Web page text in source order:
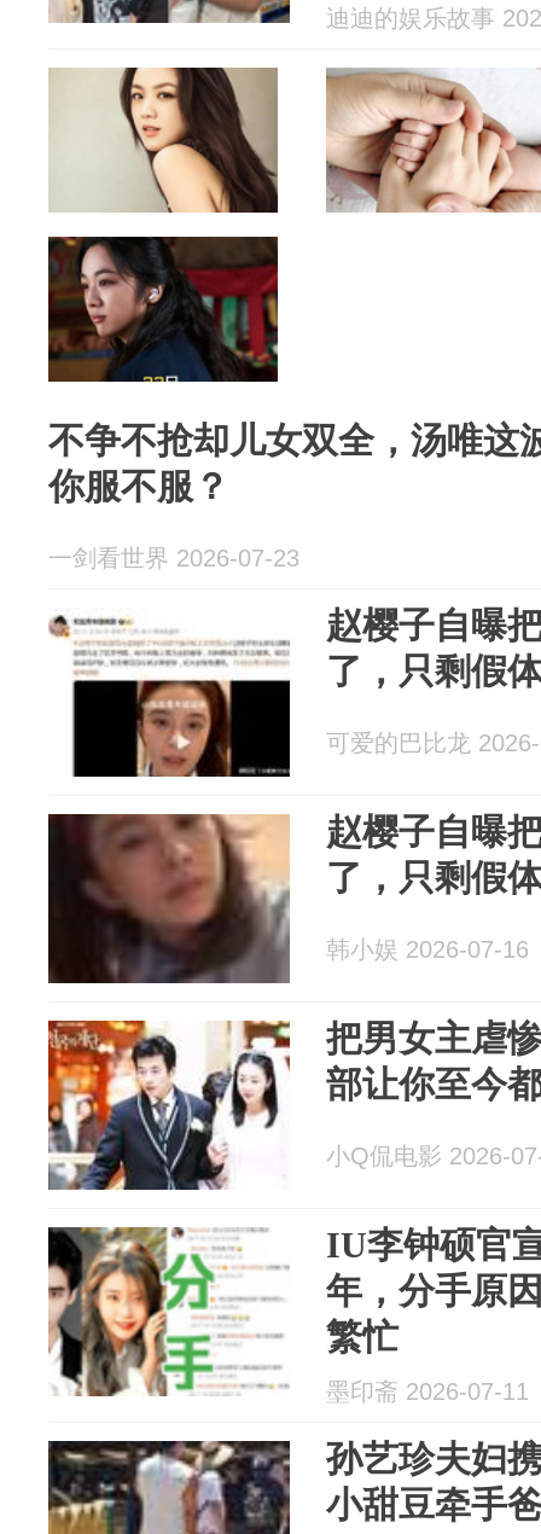
迪迪的娱乐故事
不争不抢却儿女双全，汤唯这
你服不服？
一剑看世界 2026-07-23
赵樱子自曝
了，只剩假
可爱的巴比龙
赵樱子自曝
了，只剩假
韩小娱 2026-07-16
把男女主虐
部让你至今
小Q侃电影 2026-
IU李钟硕官
年，分手原
繁忙
墨印斋 2026-07-11
孙艺珍夫妇
小甜豆牵手